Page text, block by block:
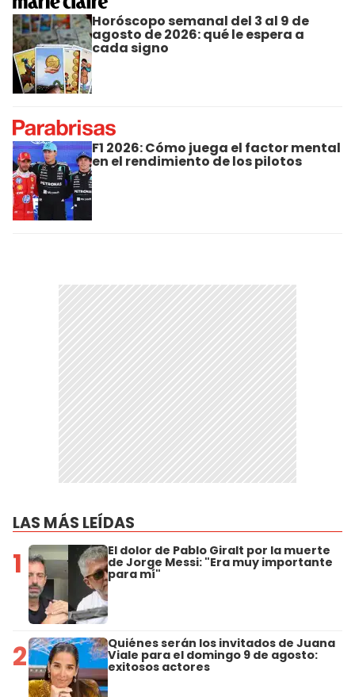
Horóscopo semanal del 3 al 9 de
agosto de 2026: qué le espera a
cada signo
F1 2026: Cómo juega el factor mental
en el rendimiento de los pilotos
LAS MÁS LEÍDAS
1 El dolor de Pablo Giralt por la muerte
de Jorge Messi: "Era muy importante
para mí"
2 Quiénes serán los invitados de Juana
Viale para el domingo 9 de agosto:
exitosos actores